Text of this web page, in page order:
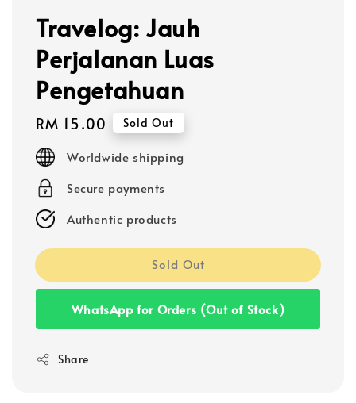
Travelog: Jauh
Perjalanan Luas
Pengetahuan
Regular
price
RM 15.00 Sold Out
Worldwide shipping
Secure payments
Authentic products
Sold Out
WhatsApp for Orders (Out of Stock)
Share